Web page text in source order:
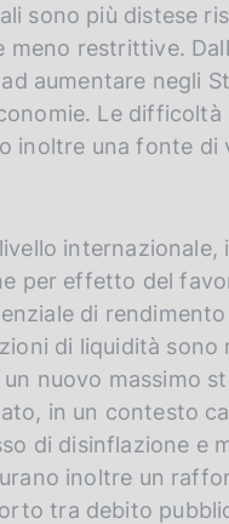
sono più distese
restrittive.
aumentare negli
Le
inoltre una fonte di
internazionale,
per effetto del
di
di liquidità
nuovo massimo
in un contesto
di disinflazione e
inoltre un
tra debito